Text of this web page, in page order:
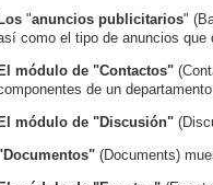
Los "anuncios publicitarios"
como el tipo de anuncios que
El módulo de "Contactos"
de un
El módulo de "Discusión"
(Documents)